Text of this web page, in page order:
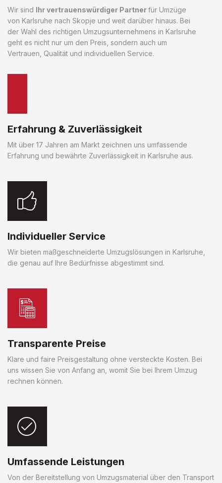
Wir sind Ihr vertrauenswürdiger Partnerfür Umzüge
von Karlsruhe nach Skopje und weit darüber hinaus. Bei
der Wahl des richtigen Umzugsunternehmens in Karlsruhe
geht es nicht nur um den Preis, sondern auch um
Vertrauen, Qualität und individuellen Service.
Erfahrung & Zuverlässigkeit
Mit über 17 Jahren am Markt zeichnen uns umfassende
Erfahrung und bewährte Zuverlässigkeit in Karlsruhe aus.
Individueller Service
Wir bieten maßgeschneiderte Umzugslösungen in Karlsruhe,
die genau auf Ihre Bedürfnisse abgestimmt sind.
Transparente Preise
Klare und faire Preisgestaltung ohne versteckte Kosten. Bei
uns wissen Sie von Anfang an, womit Sie bei Ihrem Umzug
rechnen können.
Umfassende Leistungen
Von der Bereitstellung von Umzugsmaterial über den Transport